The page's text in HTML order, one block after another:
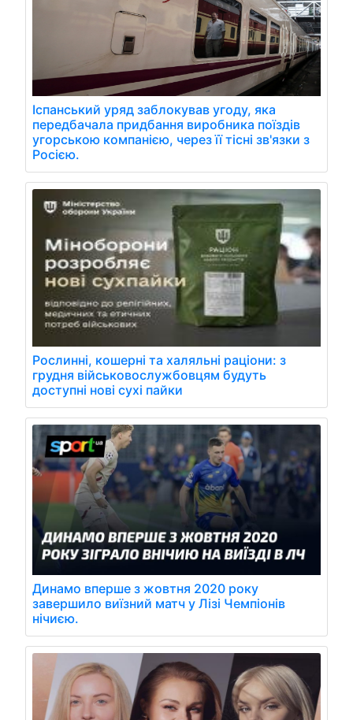
Іспанський уряд заблокував угоду, яка
передбачала придбання виробника поїздів
угорською компанією, через її тісні зв'язки з
Росією.
Рослинні, кошерні та халяльні раціони: з
грудня військовослужбовцям будуть
доступні нові сухі пайки
Динамо вперше з жовтня 2020 року
завершило виїзний матч у Лізі Чемпіонів
нічиєю.